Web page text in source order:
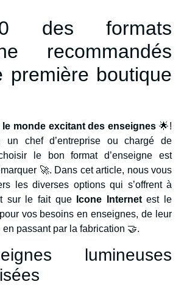
des formats
recommandés
première boutique
monde excitant des enseignes 🌟!
un chef d’entreprise ou chargé de
le bon format d’enseigne est
🚀. Dans cet article, nous vous
les diverses options qui s’offrent à
sur le fait que
Icone Internetest le
vos besoins en enseignes, de leur
passant par la fabrication 🤝.
lumineuses